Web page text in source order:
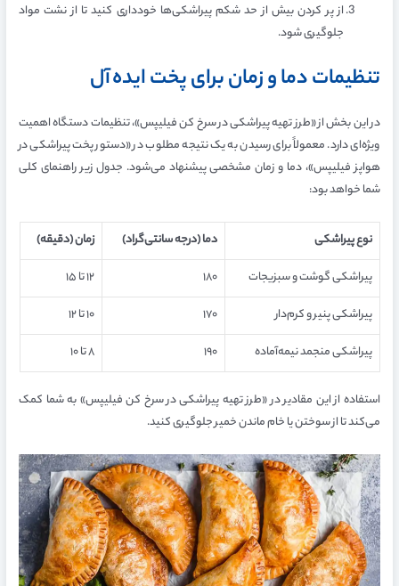
از پر کردن بیش از حد شکم پیراشکی‌ها خودداری کنید تا از نشت مواد
جلوگیری شود.
تنظیمات دما و زمان برای پخت ایده‌آل
در این بخش از «طرز تهیه پیراشکی در سرخ کن فیلیپس»، تنظیمات دستگاه اهمیت
ویژه‌ای دارد. معمولاً برای رسیدن به یک نتیجه مطلوب در «دستور پخت پیراشکی در
هواپز فیلیپس»، دما و زمان مشخصی پیشنهاد می‌شود. جدول زیر راهنمای کلی
شما خواهد بود:
نوع پیراشکی دما (درجه سانتی‌گراد) زمان (دقیقه)
پیراشکی گوشت و سبزیجات ۱۸۰ ۱۲ تا ۱۵
پیراشکی پنیر و کرم‌دار ۱۷۰ ۱۰ تا ۱۲
پیراشکی منجمد نیمه‌آماده ۱۹۰ ۸ تا ۱۰
استفاده از این مقادیر در «طرز تهیه پیراشکی در سرخ کن فیلیپس» به شما کمک
می‌کند تا از سوختن یا خام ماندن خمیر جلوگیری کنید.